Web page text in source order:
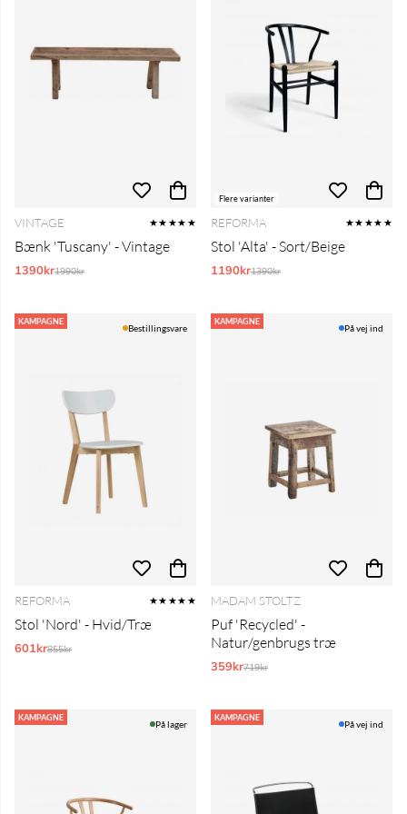
VINTAGE ★★★★★
Bænk 'Tuscany' - Vintage
1390krNormalpris:
1990kr
Flere varianter
REFORMA ★★★★★
Stol 'Alta' - Sort/Beige
1190krNormalpris:
1390kr
KAMPAGNE
Bestillingsvare
REFORMA ★★★★★
Stol 'Nord' - Hvid/Træ
601krNormalpris:
855kr
KAMPAGNE
På vej ind
MADAM STOLTZ
Puf 'Recycled' -
Natur/genbrugs træ
359krNormalpris:
719kr
KAMPAGNE
På lager
KAMPAGNE
På vej ind